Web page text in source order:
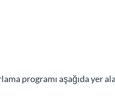
programı aşağıda yer